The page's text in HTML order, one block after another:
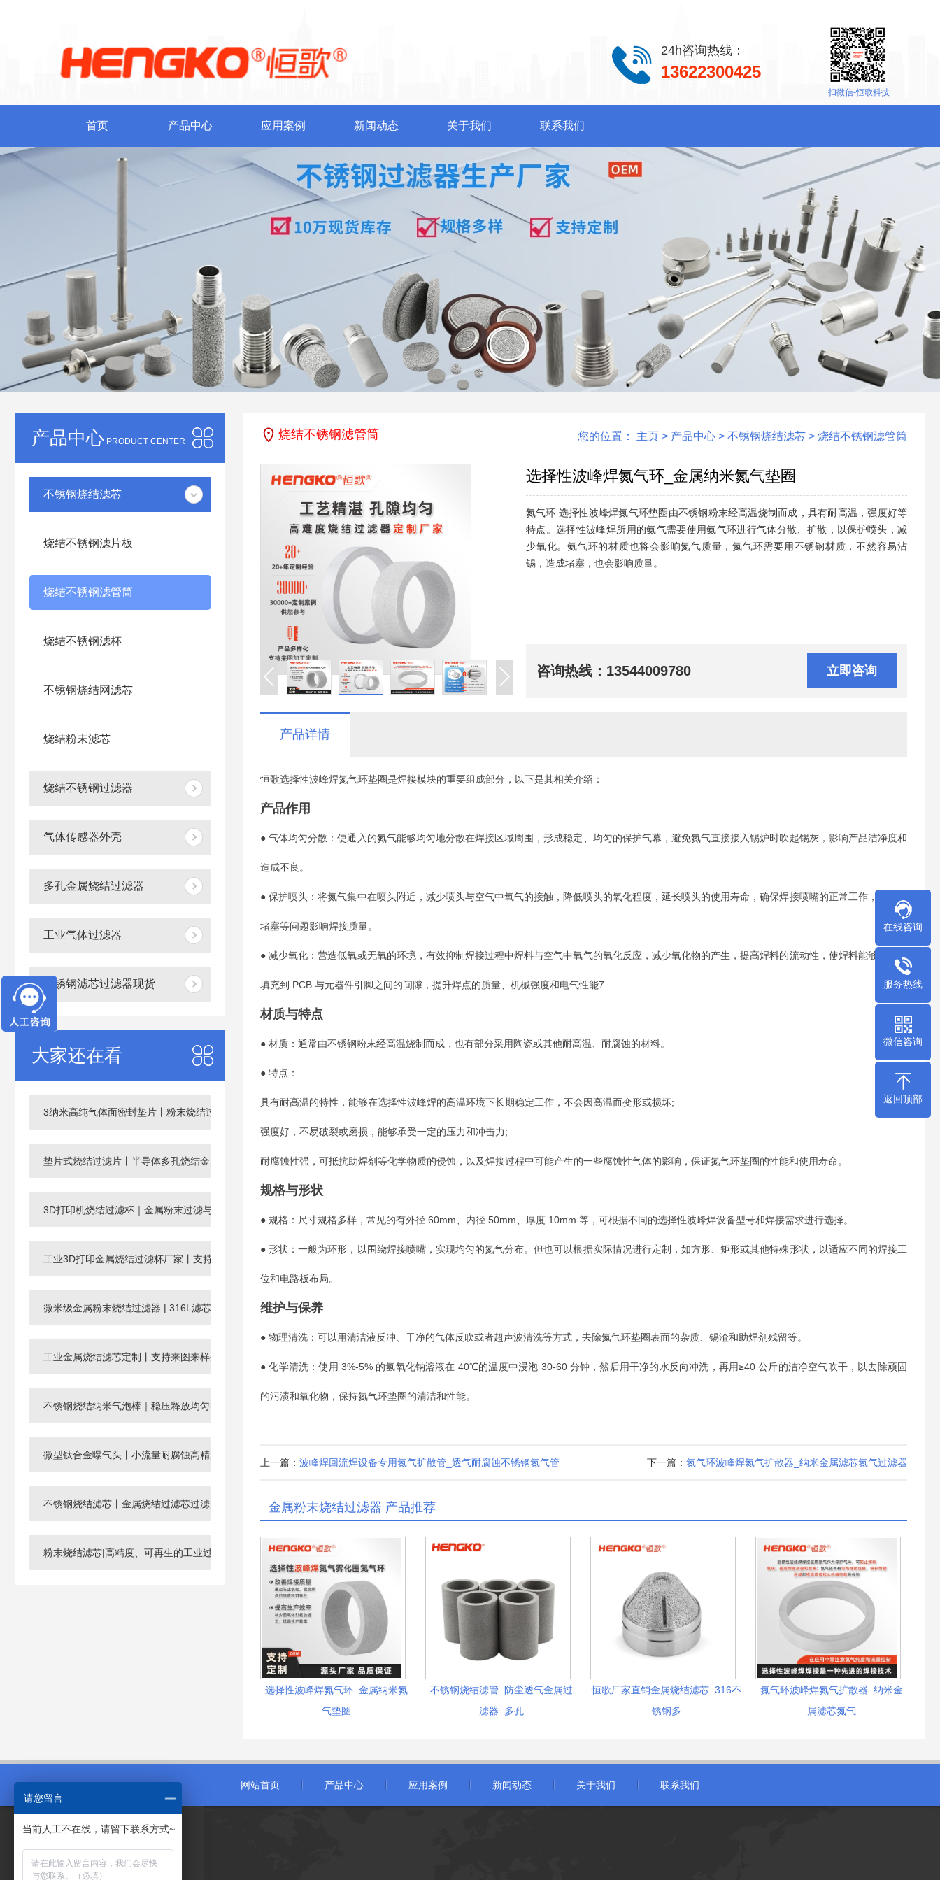
扫微信-恒歌科技
24h咨询热线：
13622300425
首页 产品中心 应用案例 新闻动态 关于我们 联系我们
产品中心 PRODUCT CENTER
不锈钢烧结滤芯
烧结不锈钢滤片板
烧结不锈钢滤管筒
烧结不锈钢滤杯
不锈钢烧结网滤芯
烧结粉末滤芯
烧结不锈钢过滤器
气体传感器外壳
多孔金属烧结过滤器
工业气体过滤器
不锈钢滤芯过滤器现货
大家还在看
3纳米高纯气体面密封垫片丨粉末烧结过滤片
垫片式烧结过滤片丨半导体多孔烧结金属滤芯
3D打印机烧结过滤杯｜金属粉末过滤与回收滤芯
工业3D打印金属烧结过滤杯厂家丨支持非标定制
微米级金属粉末烧结过滤器 | 316L滤芯厂家，孔径0.003-120μm
工业金属烧结滤芯定制丨支持来图来样生产微孔过滤元件
不锈钢烧结纳米气泡棒｜稳压释放均匀微纳米气泡
微型钛合金曝气头丨小流量耐腐蚀高精度工业微孔气体分布器
不锈钢烧结滤芯丨金属烧结过滤芯过滤片滤管
粉末烧结滤芯|高精度、可再生的工业过滤核心元件
烧结不锈钢滤管筒 您的位置： 主页 > 产品中心 > 不锈钢烧结滤芯 > 烧结不锈钢滤管筒
选择性波峰焊氮气环_金属纳米氮气垫圈
氮气环 选择性波峰焊氮气环垫圈由不锈钢粉末经高温烧制而成，具有耐高温，强度好等
特点。选择性波峰焊所用的氨气需要使用氨气环进行气体分散、扩散，以保护喷头，减
少氧化。氨气环的材质也将会影响氮气质量，氮气环需要用不锈钢材质，不然容易沾
锡，造成堵塞，也会影响质量。
咨询热线： 13544009780 立即咨询
产品详情
恒歌选择性波峰焊氮气环垫圈是焊接模块的重要组成部分，以下是其相关介绍：
产品作用
● 气体均匀分散：使通入的氮气能够均匀地分散在焊接区域周围，形成稳定、均匀的保护气幕，避免氮气直接接入锡炉时吹起锡灰，影响产品洁净度和
造成不良。
● 保护喷头：将氮气集中在喷头附近，减少喷头与空气中氧气的接触，降低喷头的氧化程度，延长喷头的使用寿命，确保焊接喷嘴的正常工作，防止因
堵塞等问题影响焊接质量。
● 减少氧化：营造低氧或无氧的环境，有效抑制焊接过程中焊料与空气中氧气的氧化反应，减少氧化物的产生，提高焊料的流动性，使焊料能够更好地
填充到 PCB 与元器件引脚之间的间隙，提升焊点的质量、机械强度和电气性能7.
材质与特点
● 材质：通常由不锈钢粉末经高温烧制而成，也有部分采用陶瓷或其他耐高温、耐腐蚀的材料。
● 特点：
具有耐高温的特性，能够在选择性波峰焊的高温环境下长期稳定工作，不会因高温而变形或损坏;
强度好，不易破裂或磨损，能够承受一定的压力和冲击力;
耐腐蚀性强，可抵抗助焊剂等化学物质的侵蚀，以及焊接过程中可能产生的一些腐蚀性气体的影响，保证氮气环垫圈的性能和使用寿命。
规格与形状
● 规格：尺寸规格多样，常见的有外径 60mm、内径 50mm、厚度 10mm 等，可根据不同的选择性波峰焊设备型号和焊接需求进行选择。
● 形状：一般为环形，以围绕焊接喷嘴，实现均匀的氮气分布。但也可以根据实际情况进行定制，如方形、矩形或其他特殊形状，以适应不同的焊接工
位和电路板布局。
维护与保养
● 物理清洗：可以用清洁液反冲、干净的气体反吹或者超声波清洗等方式，去除氮气环垫圈表面的杂质、锡渣和助焊剂残留等。
● 化学清洗：使用 3%-5% 的氢氧化钠溶液在 40℃的温度中浸泡 30-60 分钟，然后用干净的水反向冲洗，再用≥40 公斤的洁净空气吹干，以去除顽固
的污渍和氧化物，保持氮气环垫圈的清洁和性能。
上一篇： 波峰焊回流焊设备专用氮气扩散管_透气耐腐蚀不锈钢氮气管 下一篇： 氮气环波峰焊氮气扩散器_纳米金属滤芯氮气过滤器
金属粉末烧结过滤器 产品推荐
选择性波峰焊氮气环_金属纳米氮
气垫圈
不锈钢烧结滤管_防尘透气金属过
滤器_多孔
恒歌厂家直销金属烧结滤芯_316不
锈钢多
氮气环波峰焊氮气扩散器_纳米金
属滤芯氮气
网站首页 产品中心 应用案例 新闻动态 关于我们 联系我们
在线咨询
服务热线
微信咨询
返回顶部
请您留言
当前人工不在线，请留下联系方式~